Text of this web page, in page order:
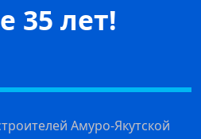
35 лет!
Амуро-Якутской